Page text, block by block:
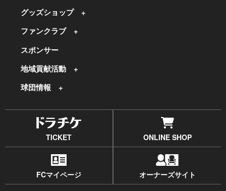
グッズショップ
ファンクラブ
スポンサー
地域貢献活動
球団情報
TICKET ONLINE SHOP
FCマイページ オーナーズサイト